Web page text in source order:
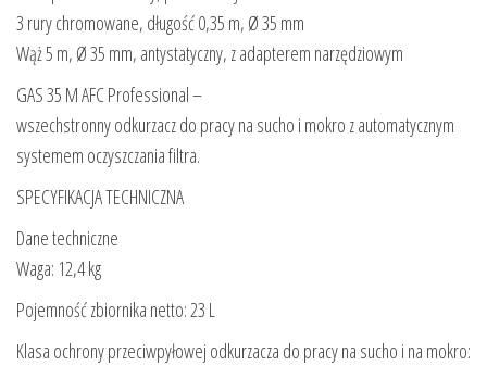
3 rury chromowane, długość 0,35 m, Ø 35 mm
Wąż 5 m, Ø 35 mm, antystatyczny, z adapterem narzędziowym
GAS 35 M AFC Professional –
wszechstronny odkurzacz do pracy na sucho i mokro z automatycznym
systemem oczyszczania filtra.
SPECYFIKACJA TECHNICZNA
Dane techniczne
Waga: 12,4 kg
Pojemność zbiornika netto: 23 L
Klasa ochrony przeciwpyłowej odkurzacza do pracy na sucho i na mokro: